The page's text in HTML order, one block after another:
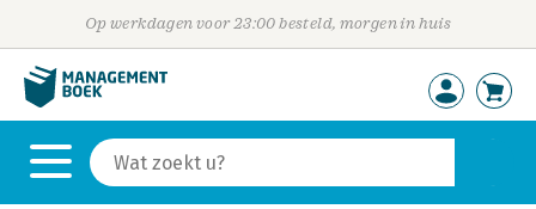
Op werkdagen voor 23:00 besteld, morgen in huis